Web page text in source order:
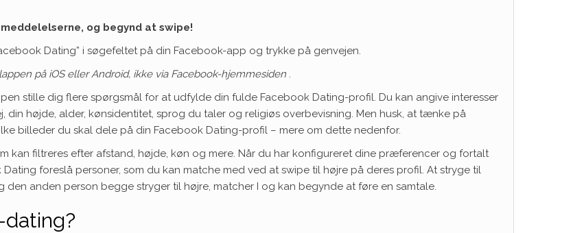
og begynd at swipe!
Dating” i søgefeltet på din Facebook-app og trykke på genvejen.
på iOS eller Android, ikke via Facebook-hjemmesiden .
stille dig flere spørgsmål for at udfylde din fulde Facebook Dating-profil. Du kan angive interesser
din højde, alder, kønsidentitet, sprog du taler og religiøs overbevisning. Men husk, at tænke på
billeder du skal dele på din Facebook Dating-profil – mere om dette nedenfor.
filtreres efter afstand, højde, køn og mere. Når du har konfigureret dine præferencer og fortalt
foreslå personer, som du kan matche med ved at swipe til højre på deres profil. At stryge til
den anden person begge stryger til højre, matcher I og kan begynde at føre en samtale.